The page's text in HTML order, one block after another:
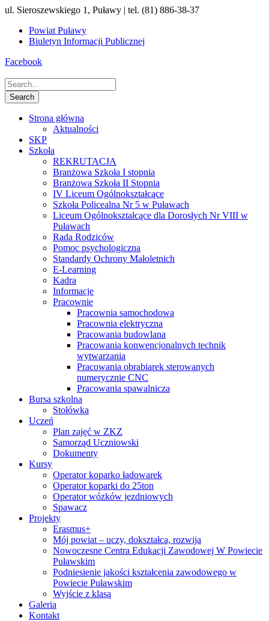
ul. Sieroszewskiego 1, Puławy | tel. (81) 886-38-37
Powiat Puławy
Biuletyn Informacji Publicznej
Facebook
Strona główna
Aktualności
SKP
Szkoła
REKRUTACJA
Branżowa Szkoła I stopnia
Branżowa Szkoła II Stopnia
IV Liceum Ogólnokształcące
Szkoła Policealna Nr 5 w Puławach
Liceum Ogólnokształcące dla Dorosłych Nr VIII w
Puławach
Rada Rodziców
Pomoc psychologiczna
Standardy Ochrony Małoletnich
E-Learning
Kadra
Informacje
Pracownie
Pracownia samochodowa
Pracownia elektryczna
Pracowania budowlana
Pracowania konwencjonalnych technik
wytwarzania
Pracowania obrabiarek sterowanych
numerycznie CNC
Pracowania spawalnicza
Bursa szkolna
Stołówka
Uczeń
Plan zajęć w ZKZ
Samorząd Uczniowski
Dokumenty
Kursy
Operator koparko ładowarek
Operator koparki do 25ton
Operator wózków jezdniowych
Spawacz
Projekty
Erasmus+
Mój powiat – uczy, dokształca, rozwija
Nowoczesne Centra Edukacji Zawodowej W Powiecie
Puławskim
Podniesienie jakości kształcenia zawodowego w
Powiecie Puławskim
Wyjście z klasą
Galeria
Kontakt